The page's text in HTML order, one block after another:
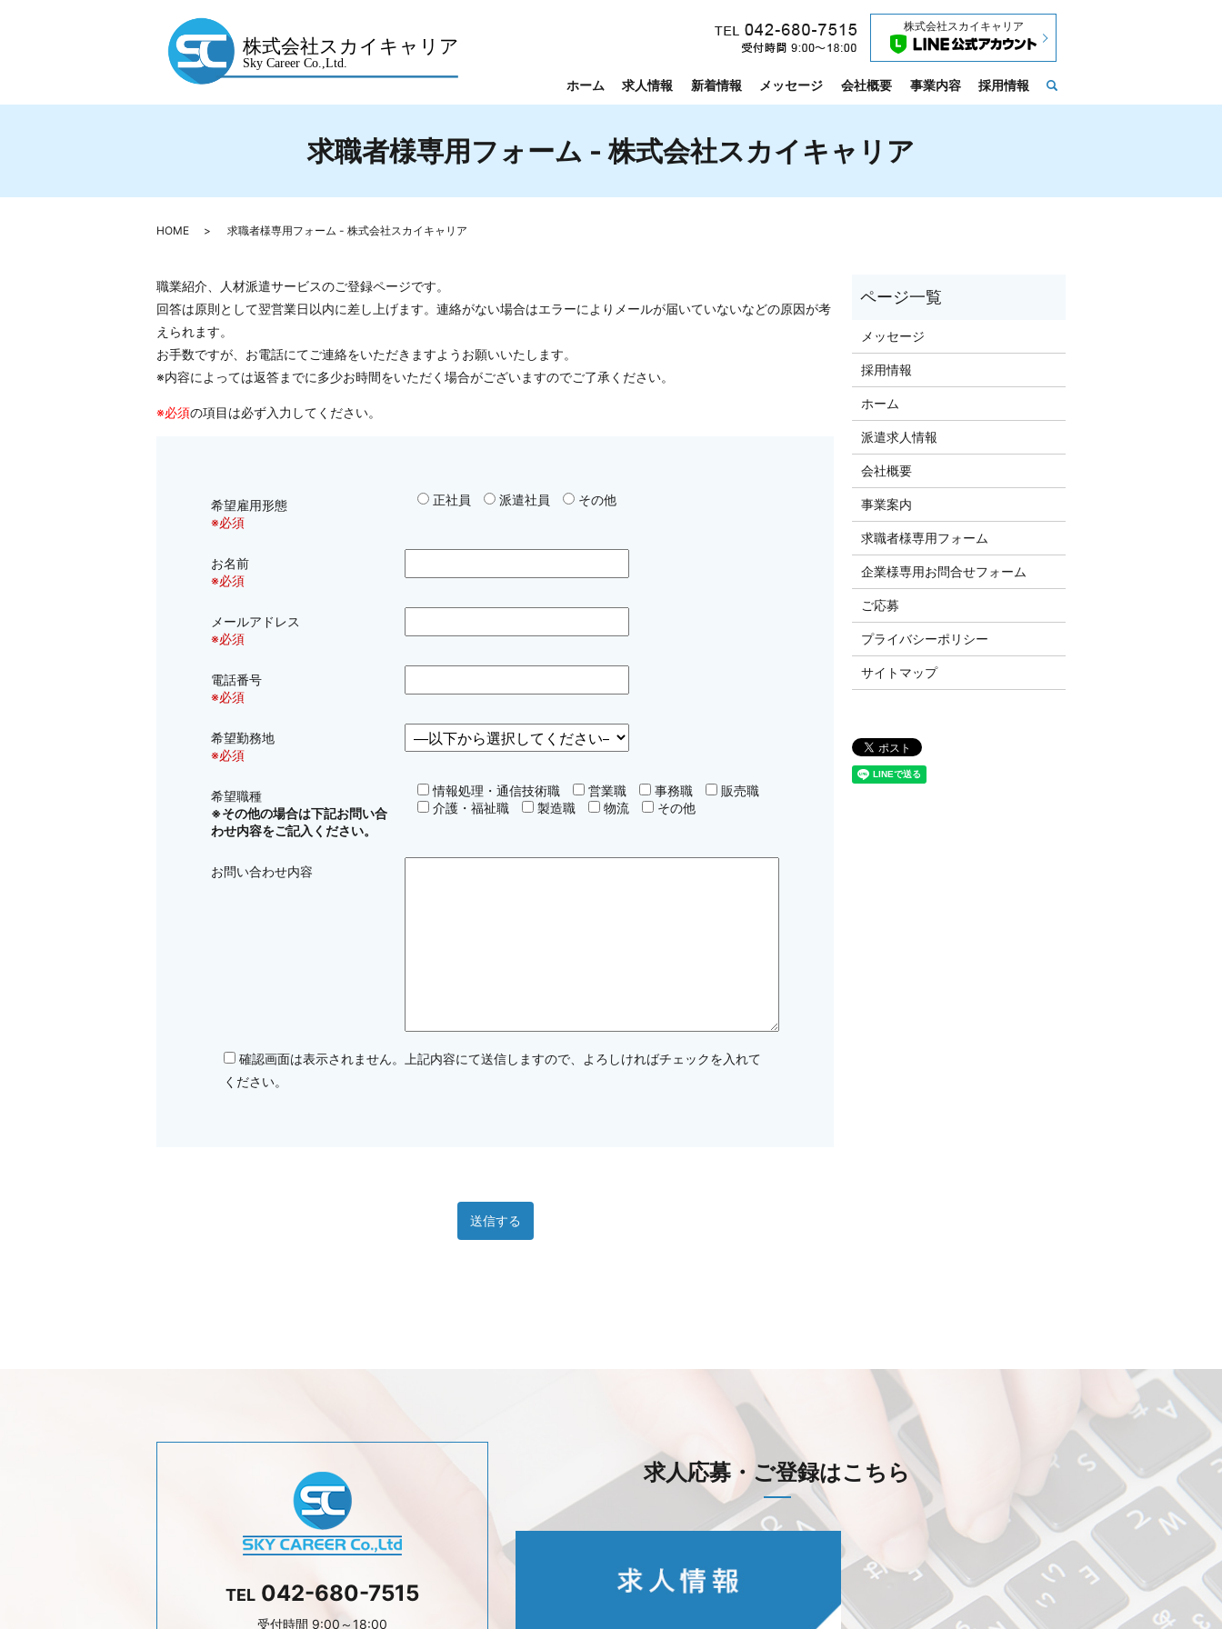
ホーム 求人情報 新着情報 メッセージ 会社概要 事業内容 採用情報 search
株式会社スカイキャリア
求職者様専用フォーム - 株式会社スカイキャリア
HOME 求職者様専用フォーム - 株式会社スカイキャリア
職業紹介、人材派遣サービスのご登録ページです。
回答は原則として翌営業日以内に差し上げます。連絡がない場合はエラーによりメールが届いていないなどの原因が考
えられます。
お手数ですが、お電話にてご連絡をいただきますようお願いいたします。
※内容によっては返答までに多少お時間をいただく場合がございますのでご了承ください。
※必須の項目は必ず入力してください。
希望雇用形態
※必須
正社員 派遣社員 その他
お名前
※必須
メールアドレス
※必須
電話番号
※必須
希望勤務地
※必須
希望職種
※その他の場合は下記お問い合
わせ内容をご記入ください。
情報処理・通信技術職 営業職 事務職
販売職
介護・福祉職
製造職 物流 その他
お問い合わせ内容
確認画面は表示されません。上記内容にて送信しますので、よろしければチェックを入れて
ください。
メッセージ
採用情報
ホーム
派遣求人情報
会社概要
事業案内
求職者様専用フォーム
企業様専用お問合せフォーム
ご応募
プライバシーポリシー
サイトマップ
TEL 042-680-7515
受付時間 9:00～18:00
求人応募・ご登録はこちら